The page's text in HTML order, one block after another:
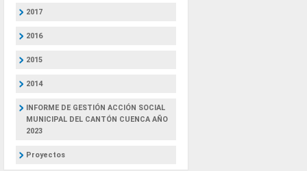
2017
2016
2015
2014
INFORME DE GESTIÓN ACCIÓN SOCIAL
MUNICIPAL DEL CANTÓN CUENCA AÑO
2023
Proyectos